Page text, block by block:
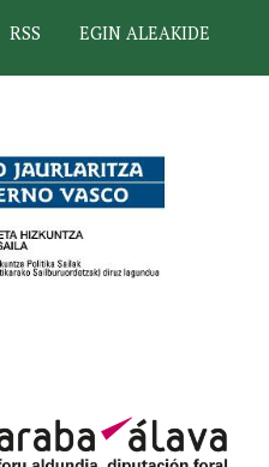
RSS EGIN ALEAKIDE